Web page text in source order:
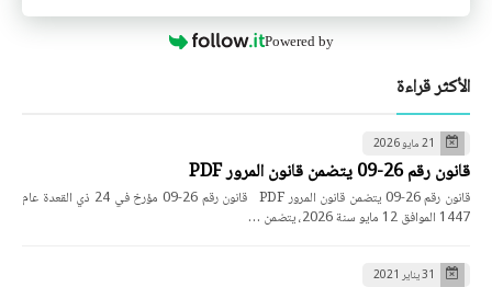
Powered by
الأكثر قراءة
21 مايو 2026
قانون رقم 26-09 يتضمن قانون المرور PDF
قانون رقم 26-09 يتضمن قانون المرور PDF قانون رقم 26-09 مؤرخ في 24 ذي القعدة عام
1447 الموافق 12 مايو سنة 2026، يتضمن …
31 يناير 2021